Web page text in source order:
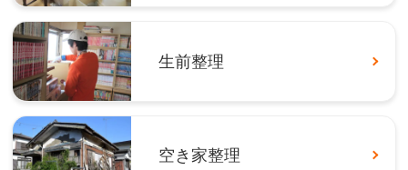
生前整理
空き家整理